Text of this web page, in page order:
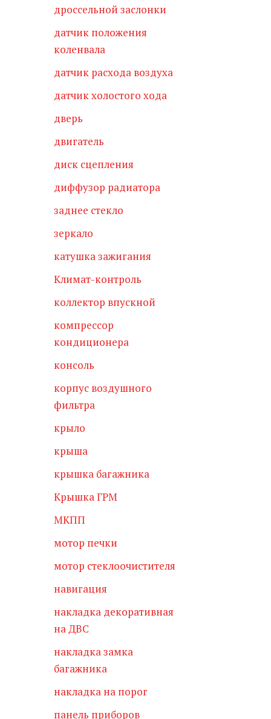
дроссельной заслонки
датчик положения
коленвала
датчик расхода воздуха
датчик холостого хода
дверь
двигатель
диск сцепления
диффузор радиатора
заднее стекло
зеркало
катушка зажигания
Климат-контроль
коллектор впускной
компрессор
кондиционера
консоль
корпус воздушного
фильтра
крыло
крыша
крышка багажника
Крышка ГРМ
МКПП
мотор печки
мотор стеклоочистителя
навигация
накладка декоративная
на ДВС
накладка замка
багажника
накладка на порог
панель приборов